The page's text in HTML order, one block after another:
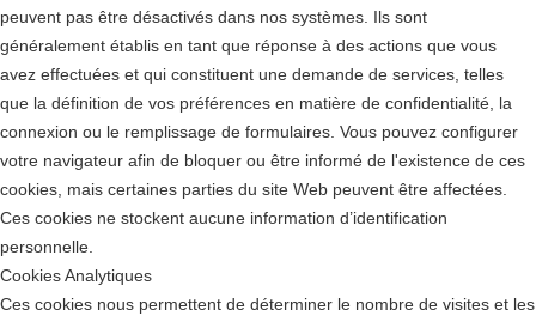
peuvent pas être désactivés dans nos systèmes. Ils sont
généralement établis en tant que réponse à des actions que vous
avez effectuées et qui constituent une demande de services, telles
que la définition de vos préférences en matière de confidentialité, la
connexion ou le remplissage de formulaires. Vous pouvez configurer
votre navigateur afin de bloquer ou être informé de l'existence de ces
cookies, mais certaines parties du site Web peuvent être affectées.
Ces cookies ne stockent aucune information d’identification
personnelle.
Cookies Analytiques
Ces cookies nous permettent de déterminer le nombre de visites et les